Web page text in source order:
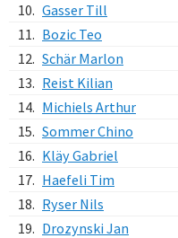
10. Gasser Till
11. Bozic Teo
12. Schär Marlon
13. Reist Kilian
14. Michiels Arthur
15. Sommer Chino
16. Kläy Gabriel
17. Haefeli Tim
18. Ryser Nils
19. Drozynski Jan